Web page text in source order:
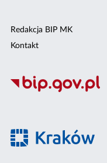
Redakcja BIP MK
Kontakt